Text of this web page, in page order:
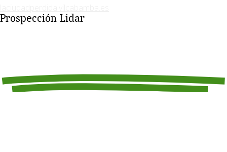
Prospección Lidar